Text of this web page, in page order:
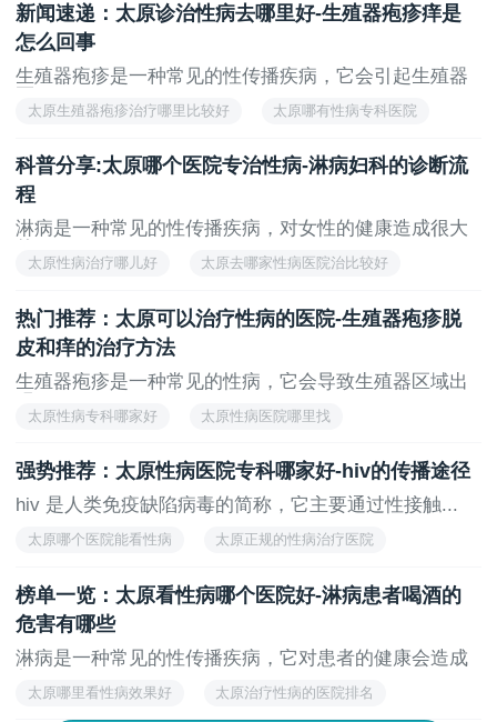
太原哪里看性病专业
新闻速递：太原诊治性病去哪里好-生殖器疱疹痒是
怎么回事
生殖器疱疹是一种常见的性传播疾病，它会引起生殖器
太原生殖器疱疹治疗哪里比较好 太原哪有性病专科医院
太原专业性病医院排名榜
科普分享:太原哪个医院专治性病-淋病妇科的诊断流
程
淋病是一种常见的性传播疾病，对女性的健康造成很大
太原性病治疗哪儿好 太原去哪家性病医院治比较好
太原可以治疗性病的医院
热门推荐：太原可以治疗性病的医院-生殖器疱疹脱
皮和痒的治疗方法
生殖器疱疹是一种常见的性病，它会导致生殖器区域出
太原性病专科哪家好 太原性病医院哪里找
强势推荐：太原性病医院专科哪家好-hiv的传播途径
hiv 是人类免疫缺陷病毒的简称，它主要通过性接触...
太原哪个医院能看性病 太原正规的性病治疗医院
太原哪些性病医院专业
榜单一览：太原看性病哪个医院好-淋病患者喝酒的
危害有哪些
淋病是一种常见的性传播疾病，它对患者的健康会造成
太原哪里看性病效果好 太原治疗性病的医院排名